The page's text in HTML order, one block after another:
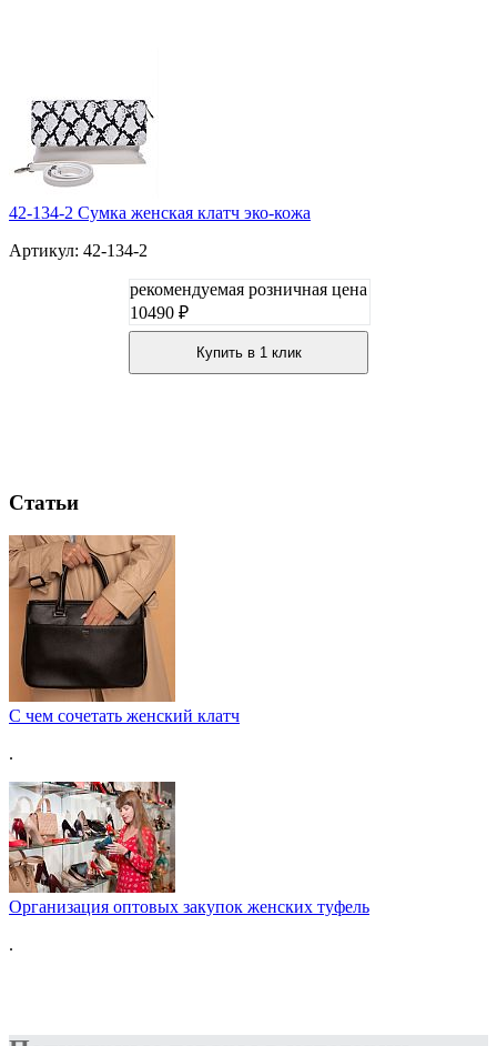
42-134-2 Сумка женская клатч эко-кожа
Артикул: 42-134-2
рекомендуемая розничная цена
10490 ₽
Купить в 1 клик
Статьи
С чем сочетать женский клатч
.
Организация оптовых закупок женских туфель
.